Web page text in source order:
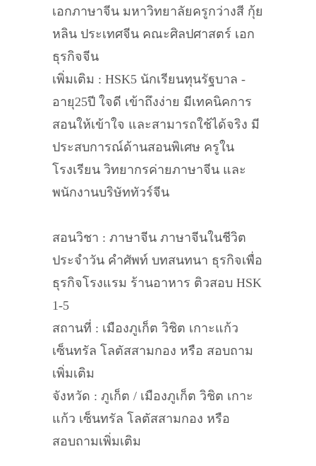
เอกภาษาจีน มหาวิทยาลัยครูกว่างสี กุ้ย
หลิน ประเทศจีน คณะศิลปศาสตร์ เอก
ธุรกิจจีน
เพิ่มเติม : HSK5 นักเรียนทุนรัฐบาล -
อายุ25ปี ใจดี เข้าถึงง่าย มีเทคนิคการ
สอนให้เข้าใจ และสามารถใช้ได้จริง มี
ประสบการณ์ด้านสอนพิเศษ ครูใน
โรงเรียน วิทยากรค่ายภาษาจีน และ
พนักงานบริษัททัวร์จีน
สอนวิชา : ภาษาจีน ภาษาจีนในชีวิต
ประจำวัน คำศัพท์ บทสนทนา ธุรกิจเพื่อ
ธุรกิจโรงแรม ร้านอาหาร ติวสอบ HSK
1-5
สถานที่ : เมืองภูเก็ต วิชิต เกาะแก้ว
เซ็นทรัล โลตัสสามกอง หรือ สอบถาม
เพิ่มเติม
จังหวัด : ภูเก็ต / เมืองภูเก็ต วิชิต เกาะ
แก้ว เซ็นทรัล โลตัสสามกอง หรือ
สอบถามเพิ่มเติม